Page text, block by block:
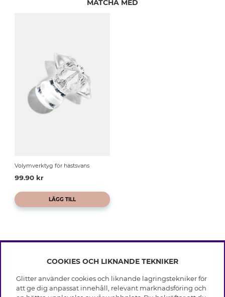
MATCHA MED
Volymverktyg för hästsvans
99.90 kr
LÄGG TILL
INFO
Leverans
Villkor
OM GLITTER
COOKIES OCH LIKNANDE TEKNIKER
Glitter använder cookies och liknande lagringstekniker för
att ge dig anpassat innehåll, relevant marknadsföring och